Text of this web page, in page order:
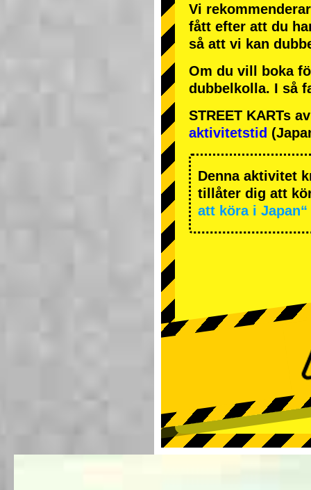
Vi
fått efter att du
så att vi kan
Om du vill boka
dubbelkolla. I så
STREET KARTs
aktivitetstid
Denna aktivitet
tillåter dig att
att köra i Japan“